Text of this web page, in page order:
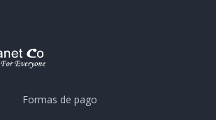
Formas de pago